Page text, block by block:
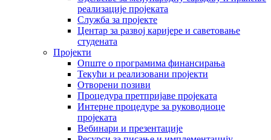
реализације пројеката
Служба за пројекте
Центар за развој каријере и саветовање
студената
Пројекти
Опште о програмима финансирања
Текући и реализовани пројекти
Отворени позиви
Процедура претпријаве пројеката
Интерне процедуре за руководиоце
пројеката
Вебинари и презентације